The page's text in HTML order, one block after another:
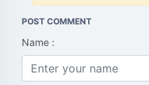
POST COMMENT
Name :